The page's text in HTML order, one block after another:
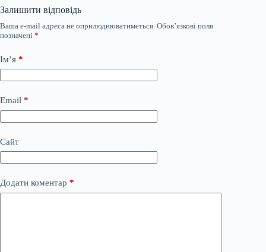
Залишити відповідь
Ваша e-mail адреса не оприлюднюватиметься. Обов’язкові поля
позначені *
Ім’я *
Email *
Сайт
Додати коментар *